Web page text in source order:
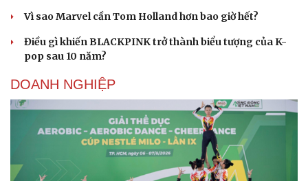
Vì sao Marvel cần Tom Holland hơn bao giờ hết?
Điều gì khiến BLACKPINK trở thành biểu tượng của K-
pop sau 10 năm?
DOANH NGHIỆP